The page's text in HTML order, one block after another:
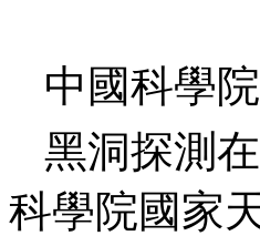
中國科學
黑洞探測
科學院國家